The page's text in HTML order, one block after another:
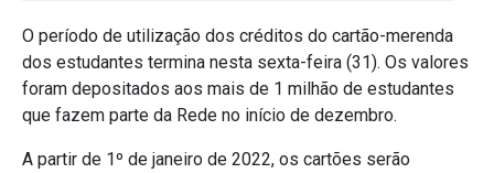
O período de utilização dos créditos do cartão-merenda
dos estudantes termina nesta sexta-feira (31). Os valores
foram depositados aos mais de 1 milhão de estudantes
que fazem parte da Rede no início de dezembro.
A partir de 1º de janeiro de 2022, os cartões serão